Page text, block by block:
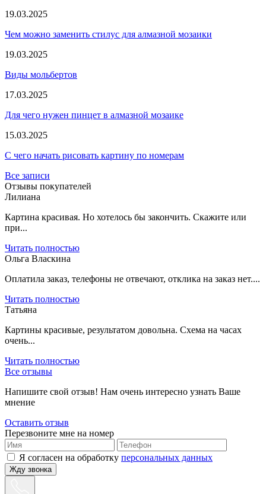
19.03.2025
Чем можно заменить стилус для алмазной мозаики
19.03.2025
Виды мольбертов
17.03.2025
Для чего нужен пинцет в алмазной мозаике
15.03.2025
С чего начать рисовать картину по номерам
Все записи
Отзывы покупателей
Лилиана
Картина красивая. Но хотелось бы закончить. Скажите или
при...
Читать полностью
Ольга Власкина
Оплатила заказ, телефоны не отвечают, отклика на заказ нет....
Читать полностью
Татьяна
Картины красивые, результатом довольна. Схема на часах
очень...
Читать полностью
Все отзывы
Напишите свой отзыв! Нам очень интересно узнать Ваше
мнение
Оставить отзыв
Перезвоните мне на номер
Я согласен на обработку персональных данных
Жду звонка